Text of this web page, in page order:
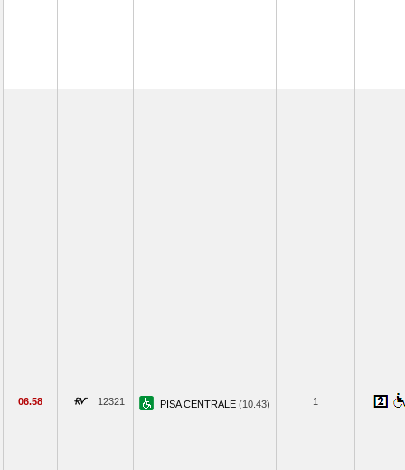
06.58 12321 PISA CENTRALE (10.43) 1